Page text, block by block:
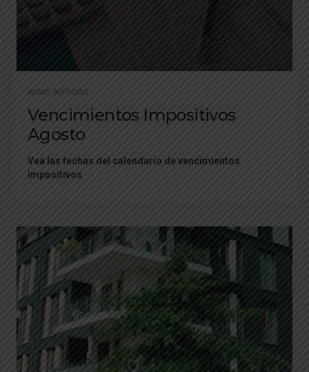
HOME NOTICIAS
Vencimientos Impositivos
Agosto
Vea las fechas del calendario de vencimientos
impositivos